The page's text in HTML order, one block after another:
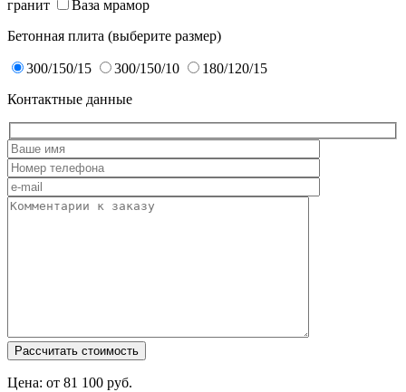
гранит
Ваза мрамор
Бетонная плита (выберите размер)
300/150/15 300/150/10
180/120/15
Контактные данные
Цена: от 81 100 руб.